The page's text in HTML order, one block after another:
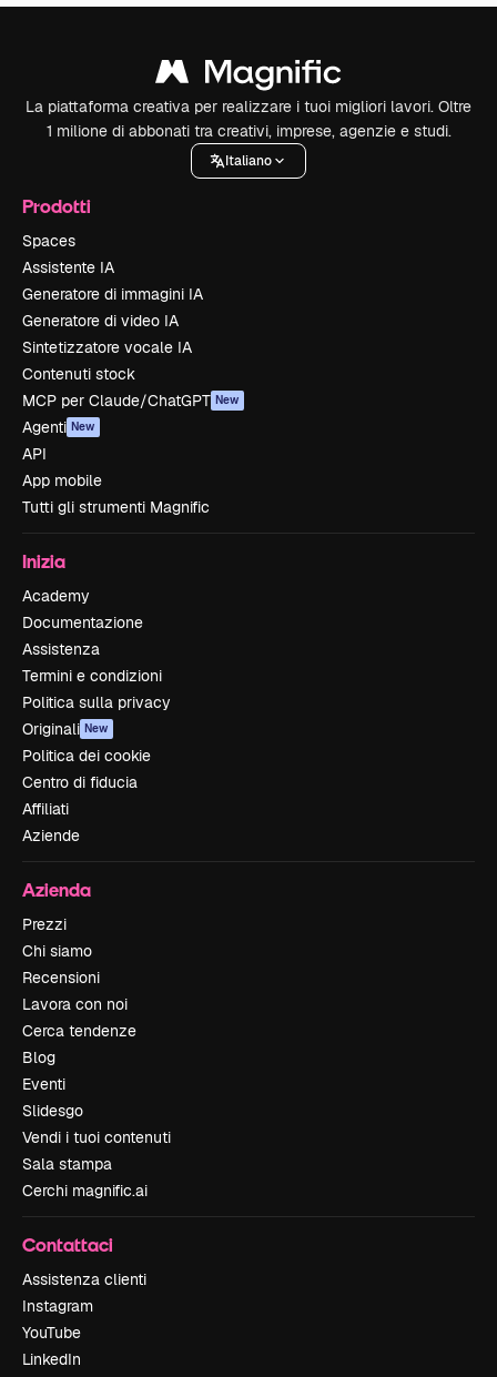
La piattaforma creativa per realizzare i tuoi migliori lavori. Oltre
1 milione di abbonati tra creativi, imprese, agenzie e studi.
Italiano
Prodotti
Spaces
Assistente IA
Generatore di immagini IA
Generatore di video IA
Sintetizzatore vocale IA
Contenuti stock
MCP per Claude/ChatGPT New
Agenti New
API
App mobile
Tutti gli strumenti Magnific
Inizia
Academy
Documentazione
Assistenza
Termini e condizioni
Politica sulla privacy
Originali New
Politica dei cookie
Centro di fiducia
Affiliati
Aziende
Azienda
Prezzi
Chi siamo
Recensioni
Lavora con noi
Cerca tendenze
Blog
Eventi
Slidesgo
Vendi i tuoi contenuti
Sala stampa
Cerchi magnific.ai
Contattaci
Assistenza clienti
Instagram
YouTube
LinkedIn